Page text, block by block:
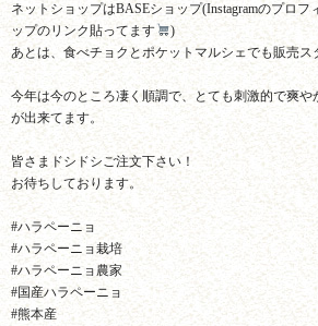
ネットショップはBASEショップ(Instagramのプロフ
ップのリンク貼ってます
)
あとは、食べチョクとポケットマルシェでも販売ス
今年は今のところ凄く順調で、とても刺激的で爽や
が出来てます。
皆さまドシドシご注文下さい！
お待ちしております。
#ハラペーニョ
#ハラペーニョ栽培
#ハラペーニョ農家
#国産ハラペーニョ
#熊本産